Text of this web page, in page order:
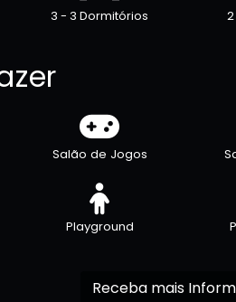
3 - 3 Dormitórios
Salão de Jogos
Playground
Receba